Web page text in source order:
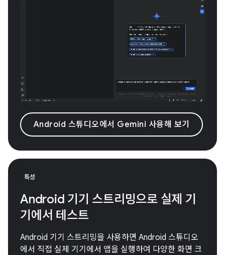
Android 스튜디오에서 Gemini 사용해 보기
특성
Android 기기 스트리밍으로 실제 기
기에서 테스트
Android 기기 스트리밍을 사용하면 Android 스튜디오
에서 직접 실제 기기에서 앱을 실행하여 다양한 화면 크